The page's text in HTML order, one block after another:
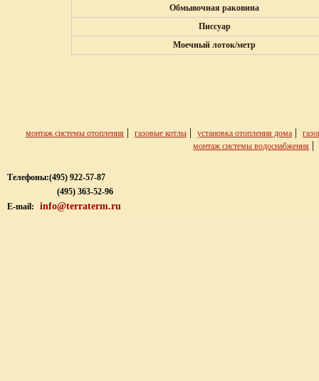
Обмывочная раковина
Писсуар
Моечный лоток/метр
монтаж системы отопления | газовые котлы | установка отопления дома |
монтаж системы водоснабжения
Телефоны:(495) 922-57-87
(495) 363-52-96
E-mail:
info@terraterm.ru